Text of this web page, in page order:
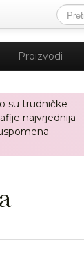
Proizvodi
su trudničke
najvrjednija